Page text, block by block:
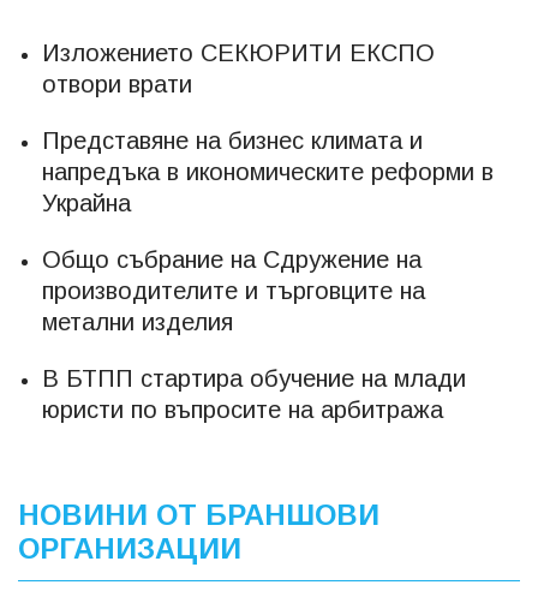
Изложението СЕКЮРИТИ ЕКСПО
отвори врати
Представяне на бизнес климата и
напредъка в икономическите реформи в
Украйна
Общо събрание на Сдружение на
производителите и търговците на
метални изделия
В БТПП стартира обучение на млади
юристи по въпросите на арбитража
НОВИНИ ОТ БРАНШОВИ
ОРГАНИЗАЦИИ